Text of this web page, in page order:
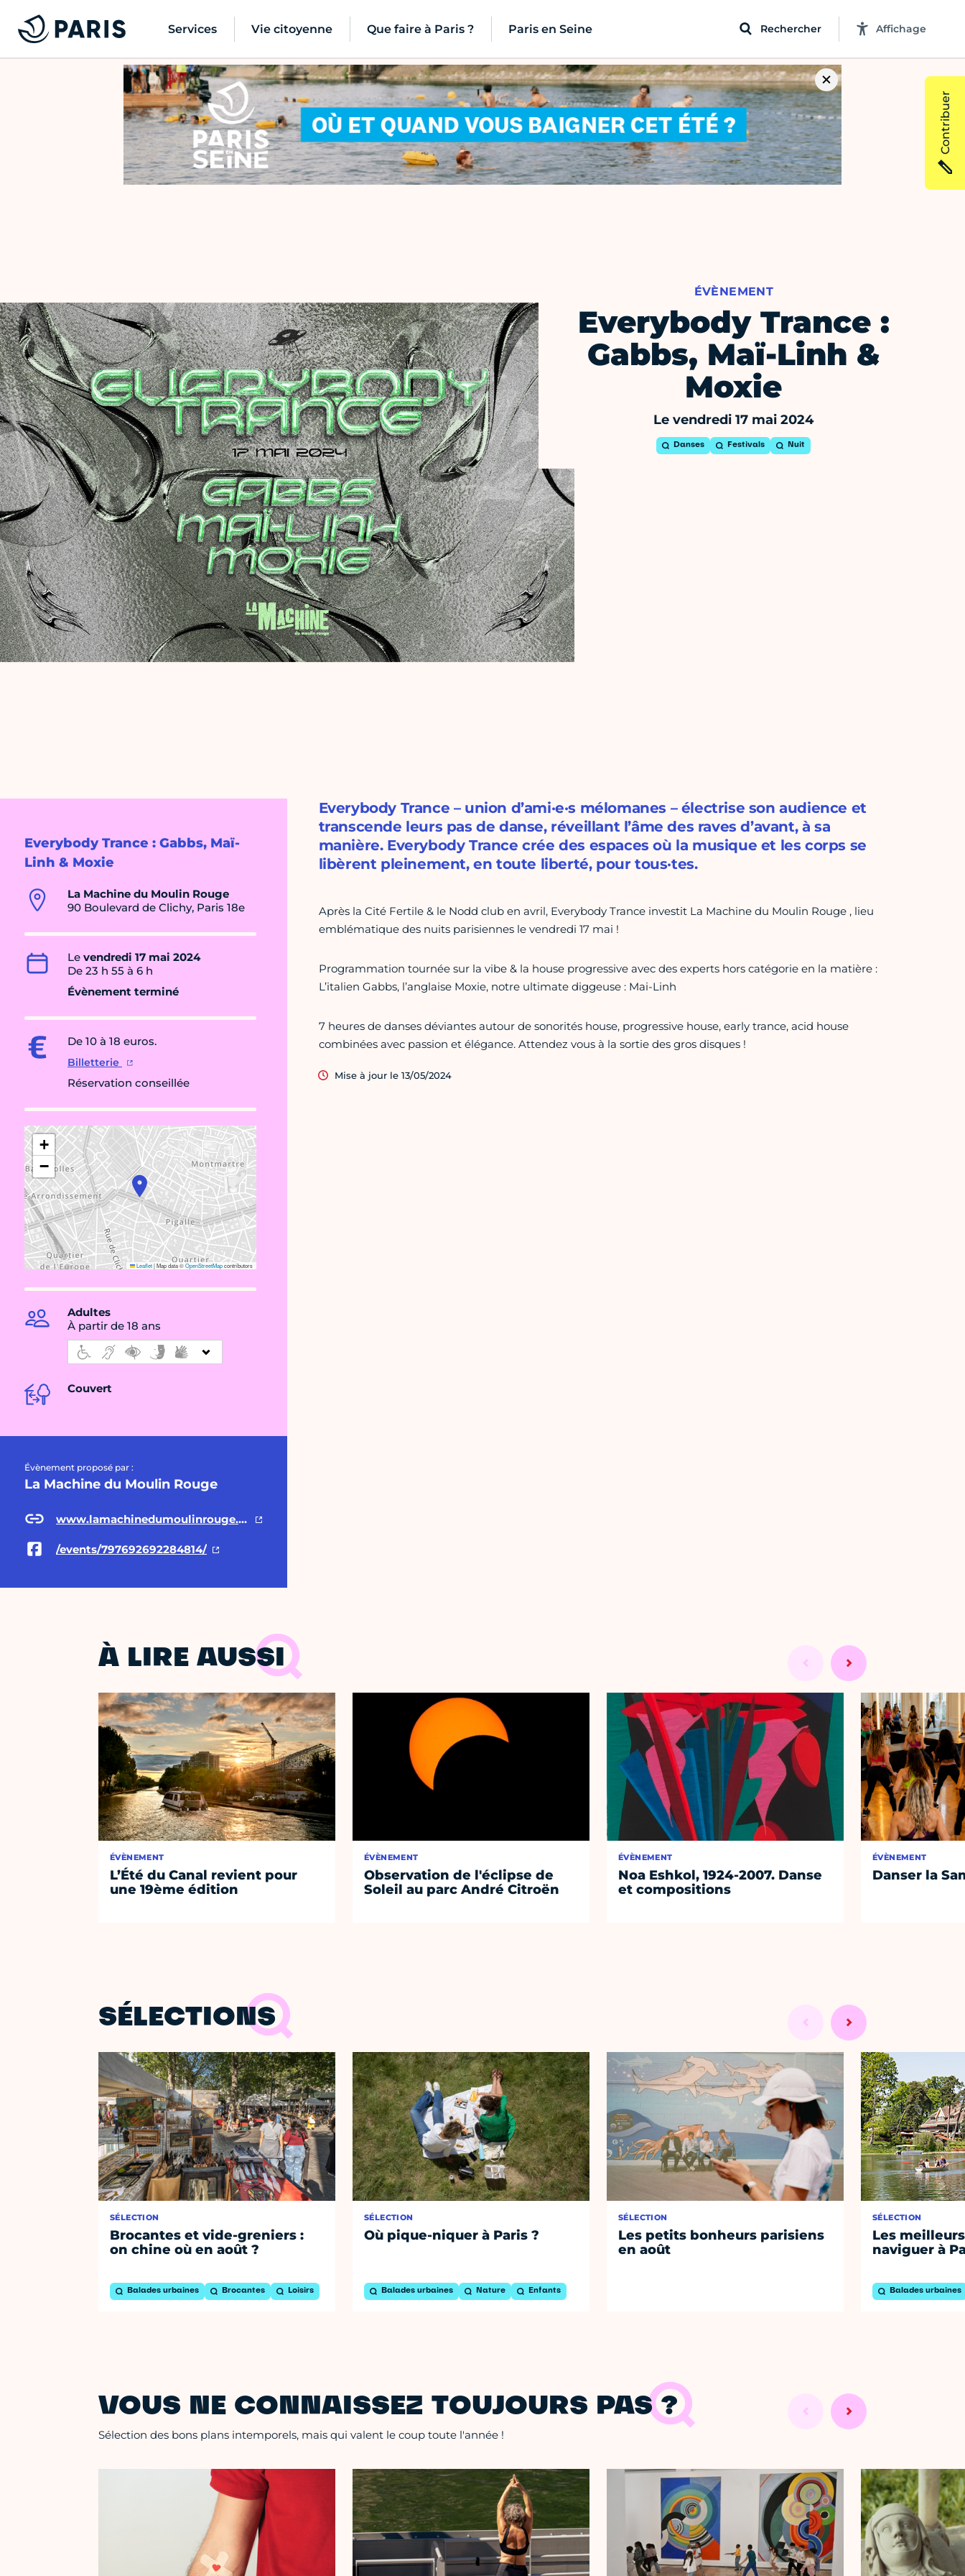
Services Vie citoyenne Que faire à Paris ? Paris en Seine Rechercher Affichage
ÉVÈNEMENT
Everybody Trance :
Gabbs, Maï-Linh &
Moxie
Le vendredi 17 mai 2024
Danses Festivals Nuit
Everybody Trance : Gabbs, Maï-
Linh & Moxie
La Machine du Moulin Rouge
90 Boulevard de Clichy, Paris 18e
Le vendredi 17 mai 2024
De 23 h 55 à 6 h
Évènement terminé
De 10 à 18 euros.
Billetterie
Réservation conseillée
+
−
Leaflet|Map data ©OpenStreetMapcontributors
Adultes
À partir de 18 ans
Couvert
Évènement proposé par :
La Machine du Moulin Rouge
www.lamachinedumoulinrouge.com
/events/797692692284814/
Everybody Trance – union d’ami·e·s mélomanes – électrise son audience et
transcende leurs pas de danse, réveillant l’âme des raves d’avant, à sa
manière. Everybody Trance crée des espaces où la musique et les corps se
libèrent pleinement, en toute liberté, pour tous·tes.
Après la Cité Fertile & le Nodd club en avril, Everybody Trance investit La Machine du Moulin Rouge , lieu
emblématique des nuits parisiennes le vendredi 17 mai !
Programmation tournée sur la vibe & la house progressive avec des experts hors catégorie en la matière :
L’italien Gabbs, l’anglaise Moxie, notre ultimate diggeuse : Mai-Linh
7 heures de danses déviantes autour de sonorités house, progressive house, early trance, acid house
combinées avec passion et élégance. Attendez vous à la sortie des gros disques !
Mise à jour le 13/05/2024
À LIRE AUSSI
ÉVÈNEMENT
L’Été du Canal revient pour
une 19ème édition
ÉVÈNEMENT
Observation de l'éclipse de
Soleil au parc André Citroën
ÉVÈNEMENT
Noa Eshkol, 1924-2007. Danse
et compositions
ÉVÈNEMENT
Danser la
SÉLECTIONS
SÉLECTION
Brocantes et vide-greniers :
on chine où en août ?
Balades urbaines Brocantes Loisirs
SÉLECTION
Où pique-niquer à Paris ?
Balades urbaines Nature Enfants
SÉLECTION
Les petits bonheurs parisiens
en août
SÉLECTION
Les
naviguer à
Balades urbaines
VOUS NE CONNAISSEZ TOUJOURS PAS ?
Sélection des bons plans intemporels, mais qui valent le coup toute l'année !
Contribuer